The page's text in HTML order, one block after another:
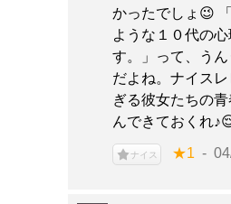
かったでしょ😉
ような１０代の
す。」って、う
だよね。ナイス
ぎる彼女たちの
んできておくれ
ナイス ★1